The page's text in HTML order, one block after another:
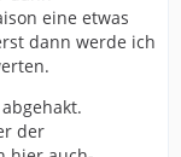
eine etwas
dann werde ich
der